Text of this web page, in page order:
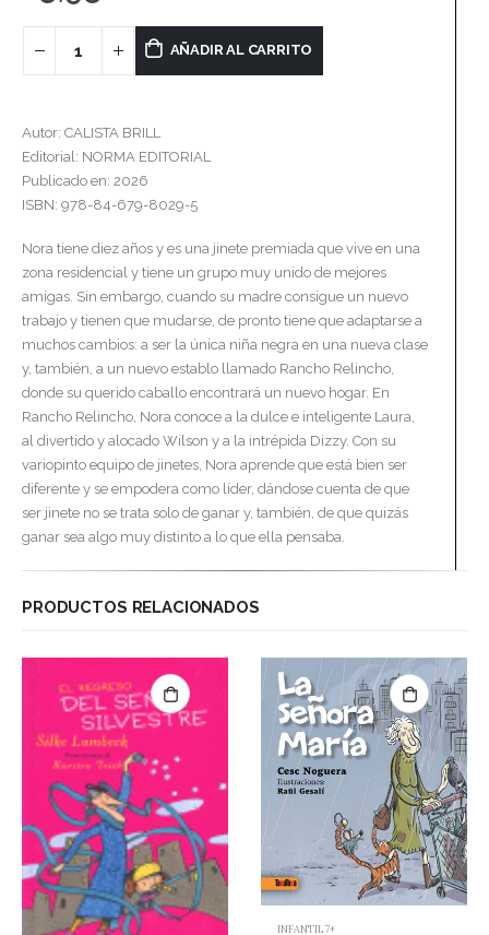
AÑADIR AL CARRITO
Autor: CALISTA BRILL
Editorial: NORMA EDITORIAL
Publicado en: 2026
ISBN: 978-84-679-8029-5
Nora tiene diez años y es una jinete premiada que vive en una
zona residencial y tiene un grupo muy unido de mejores
amigas. Sin embargo, cuando su madre consigue un nuevo
trabajo y tienen que mudarse, de pronto tiene que adaptarse a
muchos cambios: a ser la única niña negra en una nueva clase
y, también, a un nuevo establo llamado Rancho Relincho,
donde su querido caballo encontrará un nuevo hogar. En
Rancho Relincho, Nora conoce a la dulce e inteligente Laura,
al divertido y alocado Wilson y a la intrépida Dizzy. Con su
variopinto equipo de jinetes, Nora aprende que está bien ser
diferente y se empodera como líder, dándose cuenta de que
ser jinete no se trata solo de ganar y, también, de que quizás
ganar sea algo muy distinto a lo que ella pensaba.
PRODUCTOS RELACIONADOS
INFANTIL 7+